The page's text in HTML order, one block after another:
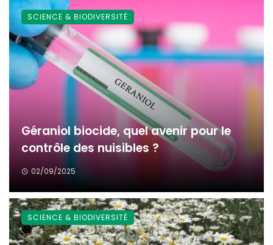
Géraniol biocide, quel avenir pour le
contrôle des nuisibles ?
02/09/2025
SCIENCE & BIODIVERSITÉ
SCIENCE & BIODIVERSITÉ